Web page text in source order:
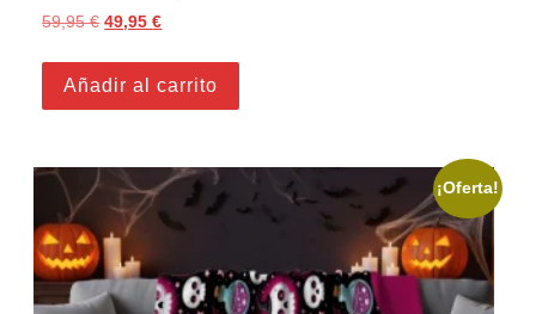
59,95€ El precio original era: 59,95 €.
49,95€
Añadir al carrito
¡Oferta!